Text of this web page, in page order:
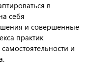
в
себя
и совершенные
практик
и